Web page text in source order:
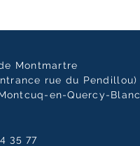
Montmartre
rue du Pendillou)
en-Quercy-Blanc
35 77